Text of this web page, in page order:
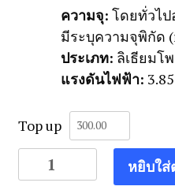
ความจุ: โดยทั่วไ
มีระบุความจุพิกัด
ประเภท: ลิเธียมโ
แรงดันไฟฟ้า:
Top up
จำนวน
แบต
หยิบใส่